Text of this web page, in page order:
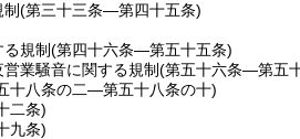
(第三十三条―第四十五条)
規制(第四十六条―第五十五条)
業騒音に関する規制(第五十六条―第五
十八条の二―第五十八条の十)
二条)
九条)